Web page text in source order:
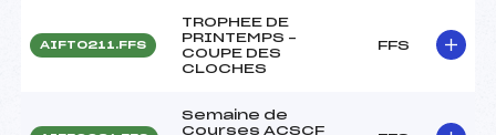
AIFT0211.FFS
TROPHEE DE
PRINTEMPS –
COUPE DES
CLOCHES
FFS
Semaine de
Courses ACSCF